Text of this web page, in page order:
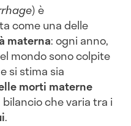
) è
come una delle
materna: ogni anno,
mondo sono colpite
si stima sia
morti materne
che varia tra i
.